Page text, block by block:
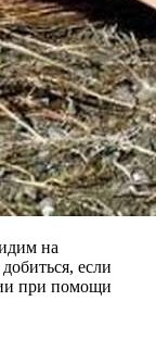
на
если
при помощи